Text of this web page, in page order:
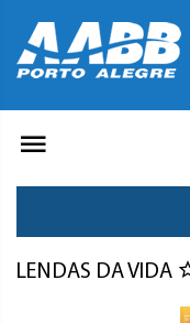
LENDAS DA VIDA